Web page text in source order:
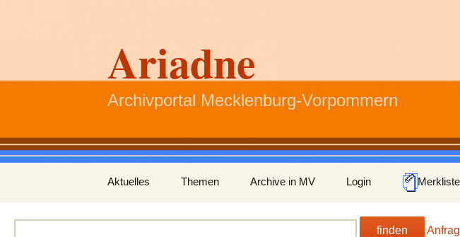
Ariadne
Archivportal Mecklenburg-Vorpommern
Inhalt
springen
Aktuelles Themen Archive in MV Login Merkliste
finden